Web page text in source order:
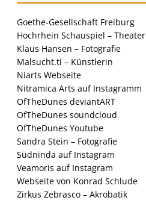
Goethe-Gesellschaft Freiburg
Hochrhein Schauspiel – Theater
Klaus Hansen – Fotografie
Malsucht.ti – Künstlerin
Niarts Webseite
Nitramica Arts auf Instagramm
OfTheDunes deviantART
OfTheDunes soundcloud
OfTheDunes Youtube
Sandra Stein – Fotografie
Südninda auf Instagram
Veamoris auf Instagram
Webseite von Konrad Schlude
Zirkus Zebrasco – Akrobatik